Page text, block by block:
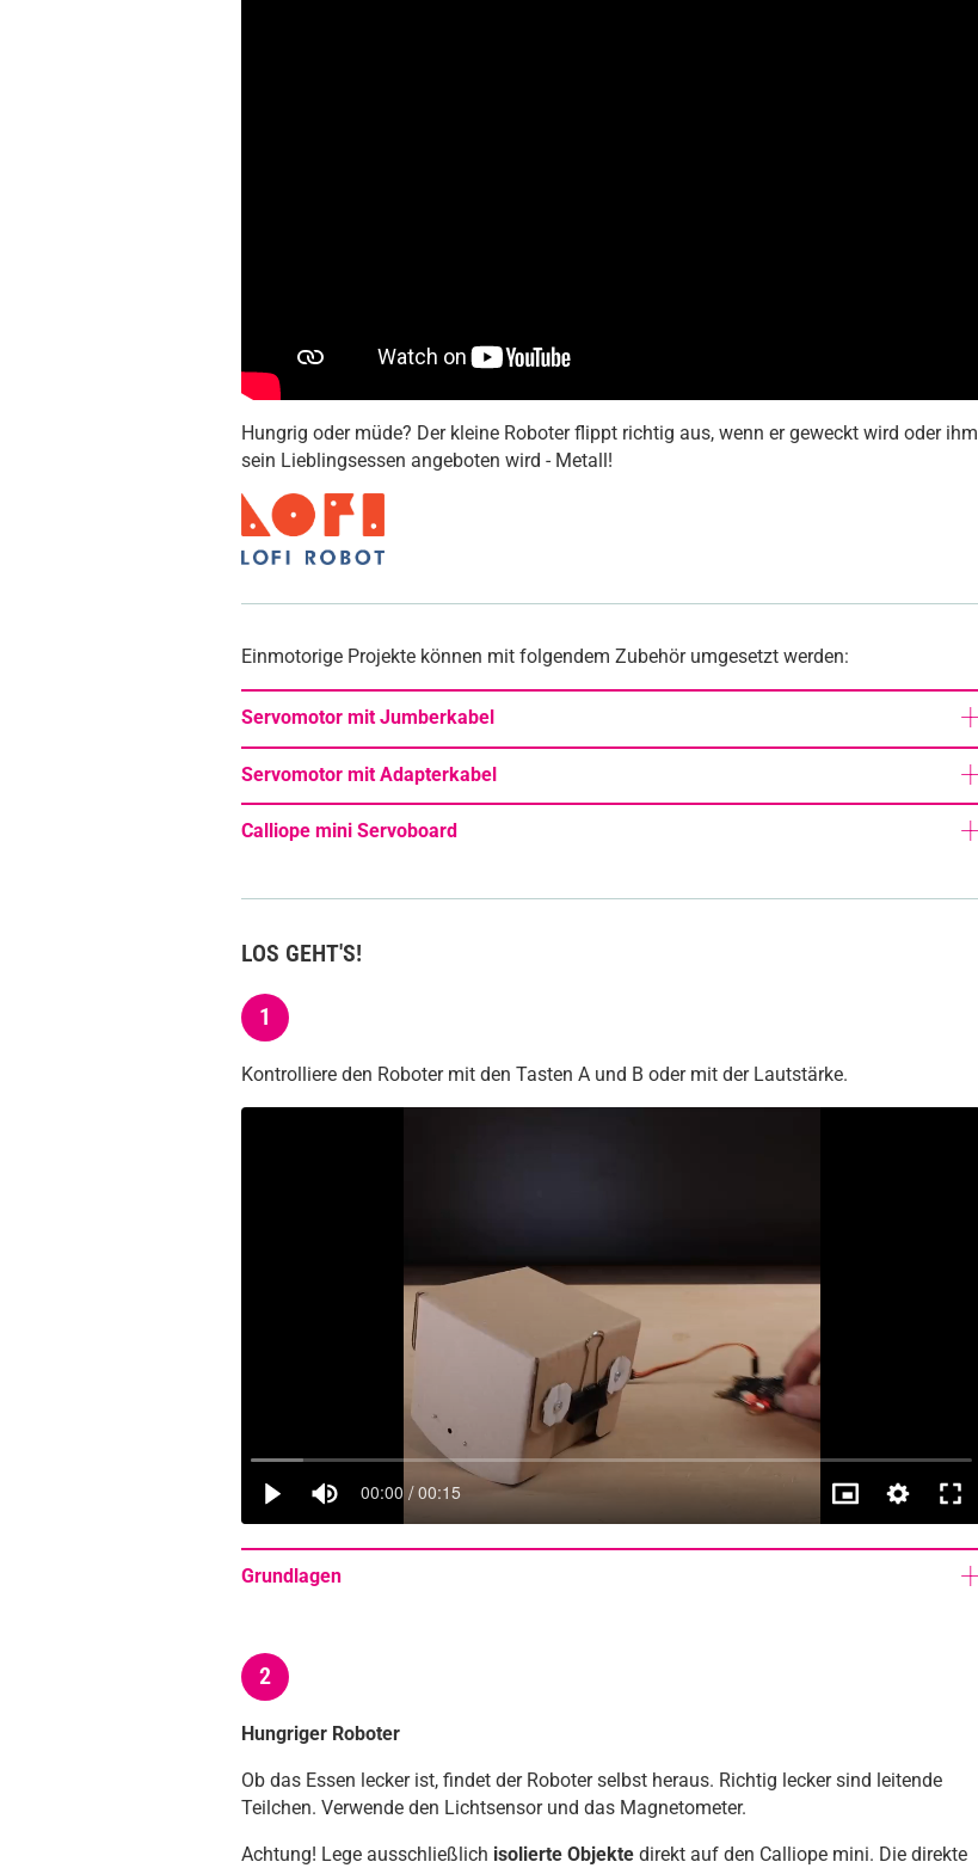
Hungrig oder müde? Der kleine Roboter flippt richtig aus, wenn er geweckt wird oder ihm
sein Lieblingsessen angeboten wird - Metall!
Einmotorige Projekte können mit folgendem Zubehör umgesetzt werden:
Servomotor mit Jumberkabel
Servomotor mit Adapterkabel
Calliope mini Servoboard
LOS GEHT'S!
1
Kontrolliere den Roboter mit den Tasten A und B oder mit der Lautstärke.
Grundlagen
2
Hungriger Roboter
Ob das Essen lecker ist, findet der Roboter selbst heraus. Richtig lecker sind leitende
Teilchen. Verwende den Lichtsensor und das Magnetometer.
Achtung! Lege ausschließlich isolierte Objekte direkt auf den Calliope mini. Die direkte